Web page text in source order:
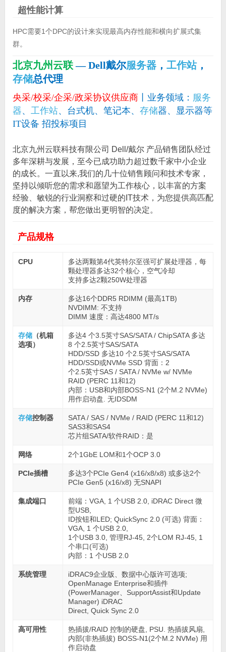
超性能计算
HPC需要1个DPC的设计来实现最高内存性能和横向扩展式集
群。
北京九州云联— Dell戴尔服务器， 工作站，
存储总代理
央采/校采/企采/政采协议供应商丨业务领域： 服务
器、 工作站、台式机、笔记本、 存储器、显示器等
IT设备 招投标项目
北京九州云联科技有限公司 Dell/戴尔 产品销售团队经过
多年深耕与发展，至今已成功助力超过数千家中小企业
的成长。一直以来,我们的几十位销售顾问和技术专家，
坚持以倾听您的需求和愿望为工作核心，以丰富的方案
经验、敏锐的行业洞察和过硬的IT技术，为您提供高匹配
度的解决方案，帮您做出更明智的决定。
产品规格
CPU
多达两颗第4代英特尔至强可扩展处理器，每
颗处理器多达32个核心，空气冷却
支持多达2颗250W处理器
内存
多达16个DDR5 RDIMM (最高1TB)
NVDIMM: 不支持
DIMM 速度：高达4800 MT/s
存储（机箱
选项）
多达4 个3.5英寸SAS/SATA / ChipSATA 多达
8 个2.5英寸SAS/SATA
HDD/SSD 多达10 个2.5英寸SAS/SATA
HDD/SSD或NVMe SSD 背面：2
个2.5英寸SAS / SATA / NVMe w/ NVMe
RAID (PERC 11和12)
内部：USB和内部BOSS-N1 (2个M.2 NVMe)
用作启动盘. 无IDSDM
存储控制器
SATA / SAS / NVMe / RAID (PERC 11和12)
SAS3和SAS4
芯片组SATA/软件RAID：是
网络 2个1GbE LOM和1个OCP 3.0
PCIe插槽
多达3个PCIe Gen4 (x16/x8/x8) 或多达2个
PCIe Gen5 (x16/x8) 无SNAPI
集成端口
前端：VGA, 1 个USB 2.0, iDRAC Direct 微
型USB,
ID按钮和LED; QuickSync 2.0 (可选) 背面：
VGA, 1 个USB 2.0,
1个USB 3.0, 管理RJ-45, 2个LOM RJ-45, 1
个串口(可选)
内部：1 个USB 2.0
系统管理
iDRAC9企业版、数据中心版许可选项;
OpenManage Enterprise和插件
(PowerManager、SupportAssist和Update
Manager) iDRAC
Direct, Quick Sync 2.0
高可用性
热插拔/RAID 控制的硬盘, PSU. 热插拔风扇,
内部(非热插拔) BOSS-N1(2个M.2 NVMe) 用
作启动盘